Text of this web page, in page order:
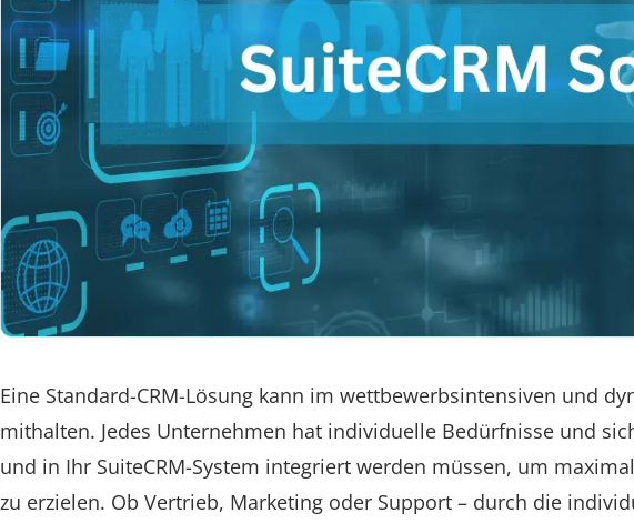
Eine Standard-CRM-Lösung kann im wettbewerbsintensiven und
mithalten. Jedes Unternehmen hat individuelle Bedürfnisse und
und in Ihr SuiteCRM-System integriert werden müssen, um
zu erzielen. Ob Vertrieb, Marketing oder Support – durch die